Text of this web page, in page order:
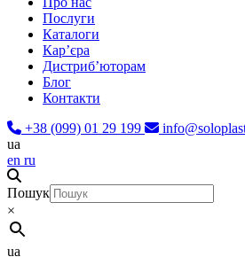
Послуги
Каталоги
Карʼєра
Дистриб’юторам
Блог
Контакти
+38 (099) 01 29 199
ua
en ru
Пошук
×
ua